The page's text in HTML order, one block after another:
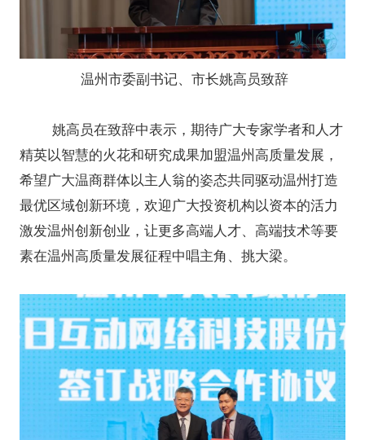
温州市委副书记、市长姚高员致辞
姚高员在致辞中表示，期待广大专家学者和人才
精英以智慧的火花和研究成果加盟温州高质量发展，
希望广大温商群体以主人翁的姿态共同驱动温州打造
最优区域创新环境，欢迎广大投资机构以资本的活力
激发温州创新创业，让更多高端人才、高端技术等要
素在温州高质量发展征程中唱主角、挑大梁。